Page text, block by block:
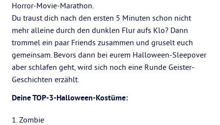
Horror-Movie-Marathon.
Du traust dich nach den ersten 5 Minuten schon nicht
mehr alleine durch den dunklen Flur aufs Klo? Dann
trommel ein paar Friends zusammen und gruselt euch
gemeinsam. Bevors dann bei eurem Halloween-Sleepover
aber schlafen geht, wird sich noch eine Runde Geister-
Geschichten erzählt.
Deine TOP-3-Halloween-Kostüme:
1. Zombie